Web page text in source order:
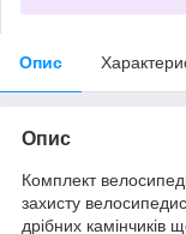
Опис
Опис
Комплект
захисту
дрібних камінчиків